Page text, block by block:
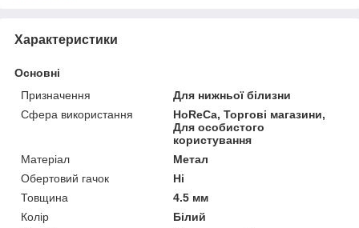
Характеристики
Основні
Призначення
Для нижньої білизни
Сфера використання
HoReCa, Торгові магазини,
Для особистого
користування
Матеріал
Метал
Обертовий гачок
Ні
Товщина
4.5 мм
Колір
Білий